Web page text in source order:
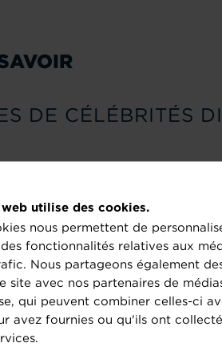
utilise des cookies.
nous permettent de
fonctionnalités relatives aux
Nous partageons également
site avec nos partenaires de
qui peuvent combiner celles-ci
avez fournies ou qu'ils ont
DE CÉLÉBRITÉS
ou un test pour l’avenir ?
DE
toujours plus précise !
siecledigital.fr/2020/11/13/alexa-est-